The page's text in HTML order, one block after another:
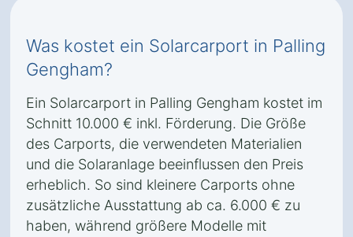
Was kostet ein Solarcarport in Palling
Gengham?
Ein Solarcarport in Palling Gengham kostet im
Schnitt 10.000 € inkl. Förderung. Die Größe
des Carports, die verwendeten Materialien
und die Solaranlage beeinflussen den Preis
erheblich. So sind kleinere Carports ohne
zusätzliche Ausstattung ab ca. 6.000 € zu
haben, während größere Modelle mit